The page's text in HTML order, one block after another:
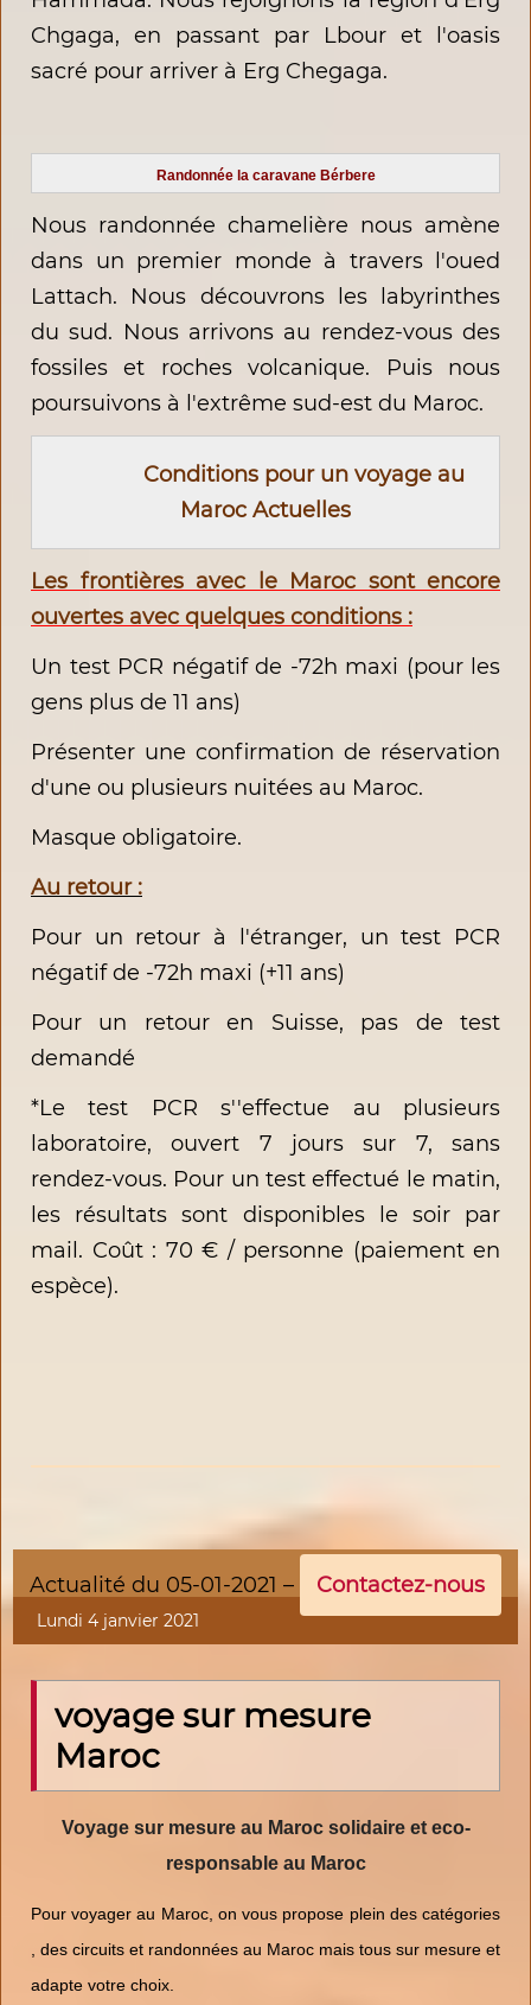
Chgaga, en passant par Lbour et l'oasis
sacré pour arriver à Erg Chegaga.
Randonnée la caravane Bérbere
Nous randonnée chamelière nous amène
dans un premier monde à travers l'oued
Lattach. Nous découvrons les labyrinthes
du sud. Nous arrivons au rendez-vous des
fossiles et roches volcanique. Puis nous
poursuivons à l'extrême sud-est du Maroc.
Conditions pour un voyage au
Maroc Actuelles
Les frontières avec le Maroc sont encore
ouvertes avec quelques conditions :
Un test PCR négatif de -72h maxi (pour les
gens plus de 11 ans)
Présenter une confirmation de réservation
d'une ou plusieurs nuitées au Maroc.
Masque obligatoire.
Au retour :
Pour un retour à l'étranger, un test PCR
négatif de -72h maxi (+11 ans)
Pour un retour en Suisse, pas de test
demandé
*Le test PCR s''effectue au plusieurs
laboratoire, ouvert 7 jours sur 7, sans
rendez-vous. Pour un test effectué le matin,
les résultats sont disponibles le soir par
mail. Coût : 70 € / personne (paiement en
espèce).
Actualité du 05-01-2021 – Contactez-nous
Lundi 4 janvier 2021
voyage sur mesure
Maroc
Voyage sur mesure au Maroc solidaire eteco-
responsable au Maroc
Pour voyager au Maroc, on vous propose plein des catégories
, des circuits et randonnées au Maroc mais tous sur mesure et
adapte votre choix.